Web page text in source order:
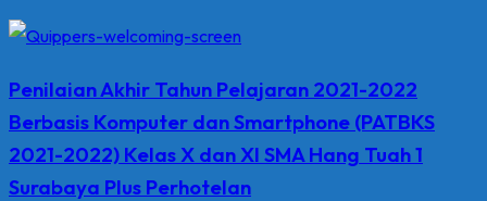
Penilaian Akhir Tahun Pelajaran 2021-2022
Berbasis Komputer dan Smartphone (PATBKS
2021-2022) Kelas X dan XI SMA Hang Tuah 1
Surabaya Plus Perhotelan